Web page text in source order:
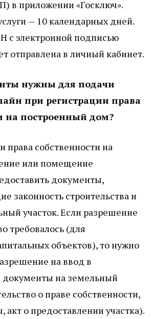
в приложении «Госключ».
— 10 календарных дней.
с электронной подписью
отправлена в личный кабинет.
нужны для подачи
при регистрации права
на построенный дом?
права собственности на
или помещение
документы,
законность строительства и
участок. Если разрешение
требовалось (для
объектов), то нужно
на ввод в
документы на земельный
о праве собственности,
акт о предоставлении участка).